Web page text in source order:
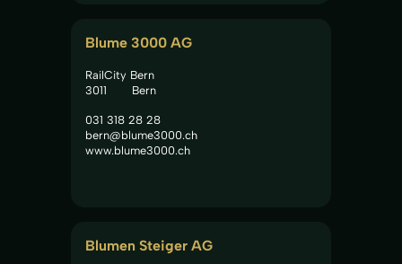
Blume 3000 AG
RailCity Bern
3011
Bern
031 318 28 28
bern@blume3000.ch
www.blume3000.ch
Blumen Steiger AG